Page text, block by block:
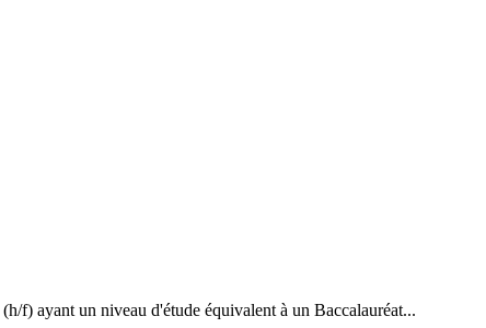
(h/f) ayant un niveau d'étude équivalent à un Baccalauréat...